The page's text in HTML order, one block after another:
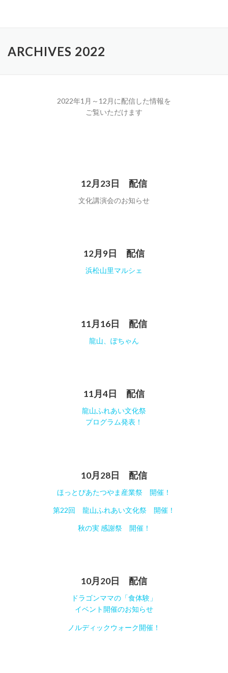
ARCHIVES 2022
2022年1月～12月に配信した情報を
ご覧いただけます
12月23日 配信
文化講演会のお知らせ
12月9日 配信
浜松山里マルシェ
11月16日 配信
龍山、ぽちゃん
11月4日 配信
龍山ふれあい文化祭
プログラム発表！
10月28日 配信
ほっとぴあたつやま産業祭 開催！
第22回 龍山ふれあい文化祭 開催！
秋の実 感謝祭 開催！
10月20日 配信
ドラゴンママの「食体験」
イベント開催のお知らせ
ノルディックウォーク開催！